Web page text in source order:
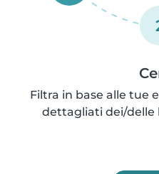
Filtra in base alle tue
dettagliati dei/delle